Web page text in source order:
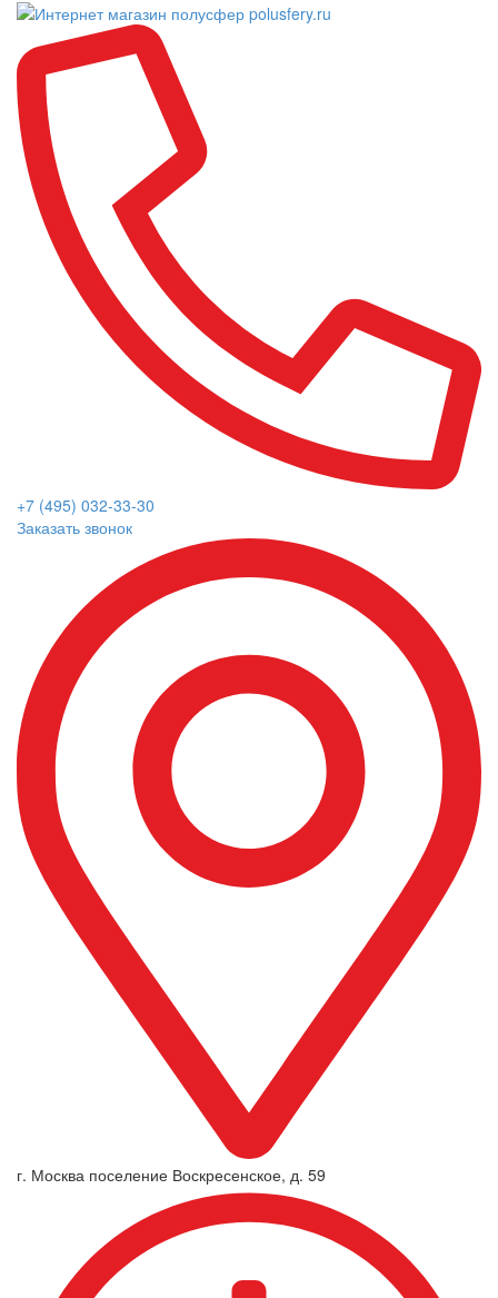
+7 (495) 032-33-30
Заказать звонок
г. Москва поселение Воскресенское, д. 59